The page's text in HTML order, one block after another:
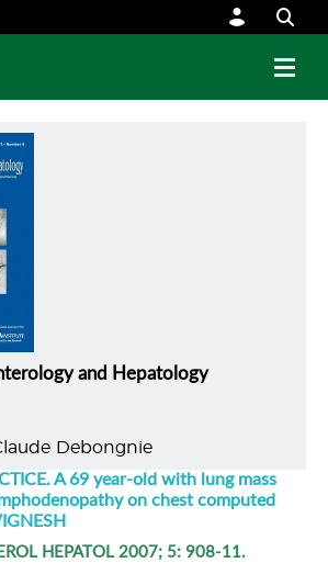
and Hepatology
Debongnie
A 69 year-old with lung mass
on chest computed
HEPATOL 2007; 5: 908-11.